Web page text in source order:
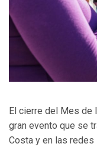
El cierre del Mes de
gran evento que se
Costa y en las